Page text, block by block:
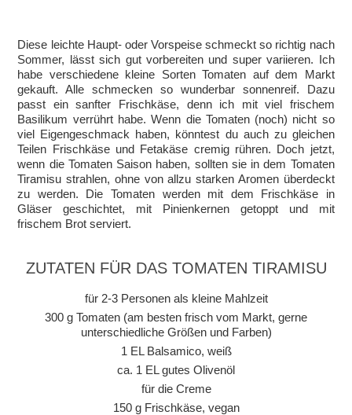
Diese leichte Haupt- oder Vorspeise schmeckt so richtig nach
Sommer, lässt sich gut vorbereiten und super variieren. Ich
habe verschiedene kleine Sorten Tomaten auf dem Markt
gekauft. Alle schmecken so wunderbar sonnenreif. Dazu
passt ein sanfter Frischkäse, denn ich mit viel frischem
Basilikum verrührt habe. Wenn die Tomaten (noch) nicht so
viel Eigengeschmack haben, könntest du auch zu gleichen
Teilen Frischkäse und Fetakäse cremig rühren. Doch jetzt,
wenn die Tomaten Saison haben, sollten sie in dem Tomaten
Tiramisu strahlen, ohne von allzu starken Aromen überdeckt
zu werden. Die Tomaten werden mit dem Frischkäse in
Gläser geschichtet, mit Pinienkernen getoppt und mit
frischem Brot serviert.
ZUTATEN FÜR DAS TOMATEN TIRAMISU
für 2-3 Personen als kleine Mahlzeit
300 g Tomaten (am besten frisch vom Markt, gerne
unterschiedliche Größen und Farben)
1 EL Balsamico, weiß
ca. 1 EL gutes Olivenöl
für die Creme
150 g Frischkäse, vegan